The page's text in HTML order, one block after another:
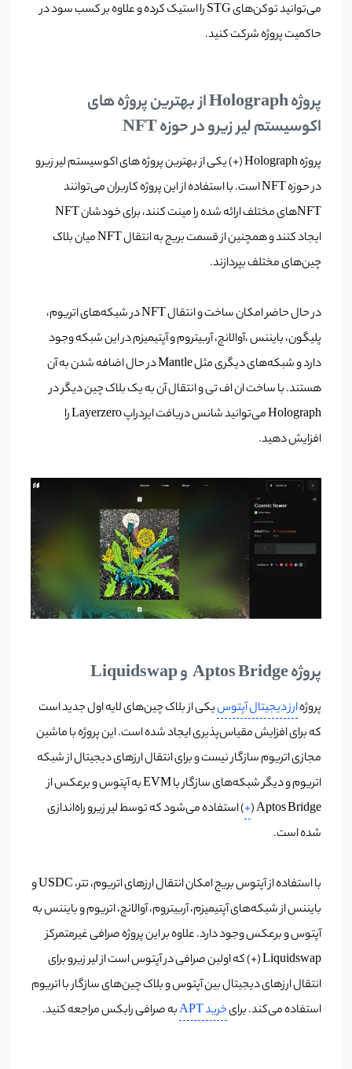
می‌توانید توکن‌‌های STG را استیک کرده و علاوه بر کسب سود در
حاکمیت پروژه شرکت کنید.
پروژه Holograph از بهترین پروژه های
اکوسیستم لیر زیرو در حوزه NFT
پروژه Holograph (+) یکی از بهترین پروژه های اکوسیستم لیر زیرو
در حوزه NFT است. با استفاده از این پروژه کاربران می‌توانند
NFTهای مختلف ارائه شده را مینت کنند، برای خودشان NFT
ایجاد کنند و همچنین از قسمت بریج به انتقال NFT میان بلاک
چین‌های مختلف بپردازند.
در حال حاضر امکان ساخت و انتقال NFT در شبکه‌های اتریوم،
پلیگون، بایننس ،آوالانچ، آربیتروم و آپتیمیزم در این شبکه وجود
دارد و شبکه‌های دیگری مثل Mantle در حال اضافه شدن به آن
هستند. با ساخت ان اف تی و انتقال آن به یک بلاک چین دیگر در
Holograph می‌توانید شانس دریافت ایردراپ Layerzero را
افزایش دهید.
پروژه Aptos Bridge و Liquidswap
پروژهارز دیجیتال آپتوسیکی از بلاک چین‌های لایه اول جدید است
که برای افزایش مقیاس‌پذیری ایجاد شده است. این پروژه با ماشین
مجازی اتریوم سازگار نیست و برای انتقال ارزهای دیجیتال از شبکه
اتریوم و دیگر شبکه‌های سازگار با EVM به آپتوس و برعکس از
Aptos Bridge (
+) استفاده می‌شود که توسط لیر زیرو راه‌اندازی
شده است.
با استفاده از آپتوس بریج امکان انتقال ارزهای اتریوم، تتر، USDC و
بایننس از شبکه‌های آپتیمیزم، آربیتروم، آوالانچ، اتریوم و بایننس به
آپتوس و برعکس وجود دارد. علاوه بر این پروژه صرافی غیرمتمرکز
Liquidswap (+) که اولین صرافی در آپتوس است از لیر زیرو برای
انتقال ارزهای دیجیتال بین آپتوس و بلاک چین‌های سازگار با اتریوم
استفاده می‌کند. برایخرید APT به صرافی رابکس مراجعه کنید.